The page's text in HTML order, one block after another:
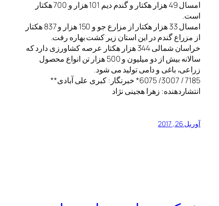
امسال 49 هزار هکتار و گندم دیم 101 هزار و 700 هکتار
است.
امسال 33 هزار هکتار از مزارع جو و 150 هزار و 837 هکتار
از مزراع گندم در این استان زیر کشت بهاره رفت.
خراسان شمالی 344 هزار هکتار عرصه کشاورزی دارد که
سالانه بیش از دو میلیون و 500 هزار تن انواع محصول
زراعی، باغی و دامی تولید می شود.
7185 / 3007/ 6075* خبرنگار: کبری علی آبادی**
انتشاردهنده: زهرا هجینی نژاد
آوریل 26, 2017